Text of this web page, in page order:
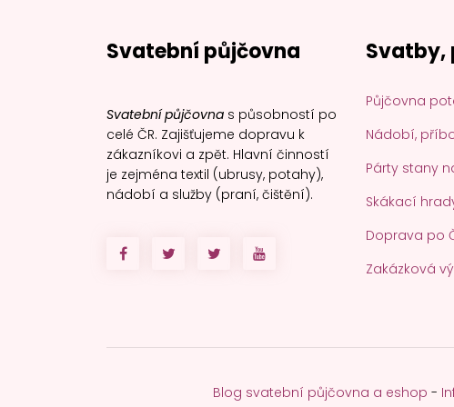
Svatební půjčovna
Svatební půjčovna s působností po
celé ČR. Zajišťujeme dopravu k
zákazníkovi a zpět. Hlavní činností
je zejména textil (ubrusy, potahy),
nádobí a služby (praní, čištění).
Svatby,
Půjčovna
Nádobí,
Párty stany
Skákací
Doprava po
Zakázková
Blog svatební půjčovna a eshop -